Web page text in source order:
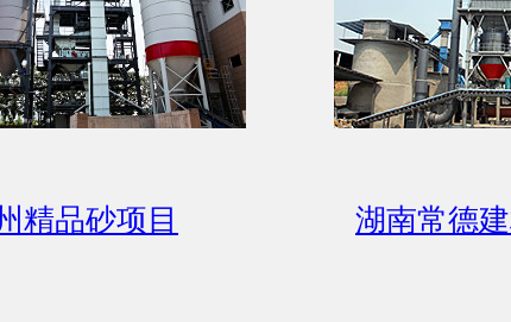
精品砂项目 湖南常德